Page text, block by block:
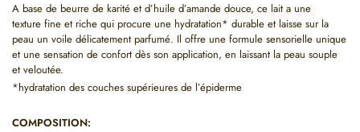
A base de beurre de karité et d’huile d’amande douce, ce lait a une
texture fine et riche qui procure une hydratation* durable et laisse sur la
peau un voile délicatement parfumé. Il offre une formule sensorielle unique
et une sensation de confort dès son application, en laissant la peau souple
et veloutée.
*hydratation des couches supérieures de l’épiderme
COMPOSITION: